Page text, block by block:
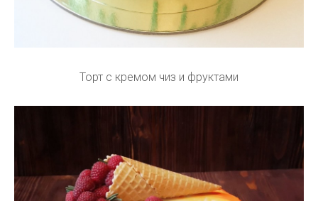
Торт с кремом чиз и фруктами